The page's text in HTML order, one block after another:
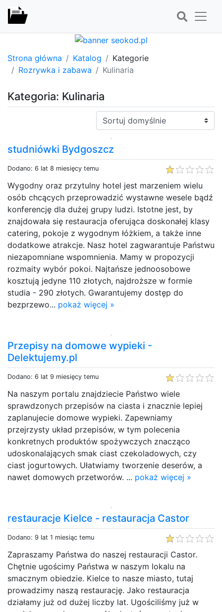
Strona główna Katalog
Kategorie
Rozrywka i zabawa
Kulinaria
Kategoria: Kulinaria
Sortuj:
studniówki Bydgoszcz
Dodano: 6 lat 8 miesięcy temu
Wygodny oraz przytulny hotel jest marzeniem wielu
osób chcących przeprowadzić wystawne wesele bądź
konferencję dla dużej grupy ludzi. Istotne jest, by
znajdowała się restauracja oferująca doskonałej klasy
catering, pokoje z wygodnym łóżkiem, a także inne
dodatkowe atrakcje. Nasz hotel zagwarantuje Państwu
niezapomniane wspomnienia. Mamy w propozycji
rozmaity wybór pokoi. Najtańsze jednoosobowe
kosztują jedyne 110 złotych, najdroższe w formie
studia - 290 złotych. Gwarantujemy dostęp do
bezprzewo... pokaż więcej »
Przepisy na domowe wypieki -
Delektujemy.pl
Dodano: 6 lat 9 miesięcy temu
Na naszym portalu znajdziecie Państwo wiele
sprawdzonych przepisów na ciasta i znacznie lepiej
zaplanujecie domowe wypieki. Zapewniamy
przejrzysty układ przepisów, w tym polecenia
konkretnych produktów spożywczych znacząco
udoskonalających smak ciast czekoladowych, czy
ciast jogurtowych. Ułatwiamy tworzenie deserów, a
nawet domowych przetworów. ... pokaż więcej »
restauracje Kielce - restauracja Castor
Dodano: 9 lat 1 miesiąc temu
Zapraszamy Państwa do naszej restauracji Castor.
Chętnie ugościmy Państwa w naszym lokalu na
smacznym obiedzie. Kielce to nasze miasto, tutaj
prowadzimy naszą restaurację. Jako restauracja
działamy już od dużej liczby lat. Ugościliśmy już w